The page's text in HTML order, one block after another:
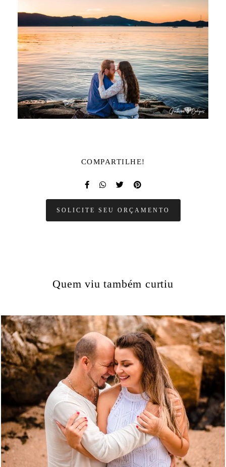
COMPARTILHE!
SOLICITE SEU ORÇAMENTO
Quem viu também curtiu
1539